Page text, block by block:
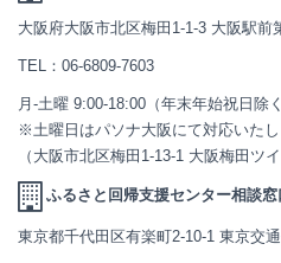
大阪府大阪市北区梅田1-1-3 大阪駅
TEL： 06-6809-7603
月-土曜 9:00-18:00（年末年始祝日除く
※土曜日はパソナ大阪にて対応いたし
（大阪市北区梅田1-13-1 大阪梅田ツ
ふるさと回帰支援センター相談窓
東京都千代田区有楽町2-10-1 東京交